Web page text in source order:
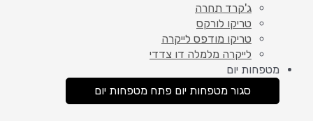
ג'קרד תחרה
טריקו לורקס
טריקו מודפס לייקרה
לייקרה מלמלה דו צדדי
מטפחות יום
סגור מטפחות יום פתח מטפחות יום